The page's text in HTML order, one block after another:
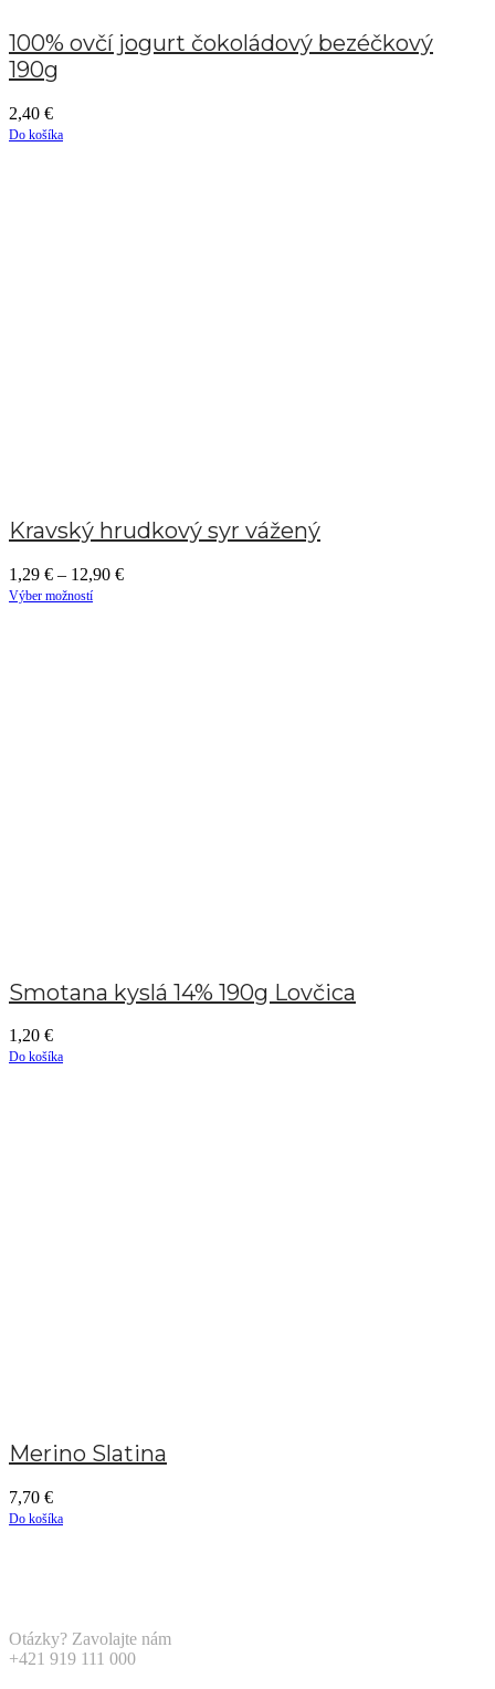
100% ovčí jogurt čokoládový bezéčkový
190g
2,40 €
Do košíka
Kravský hrudkový syr vážený
1,29 € – 12,90 €
Výber možností
Smotana kyslá 14% 190g Lovčica
1,20 €
Do košíka
Merino Slatina
7,70 €
Do košíka
Otázky? Zavolajte nám
+421 919 111 000